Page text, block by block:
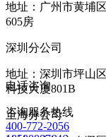
地址：广州市黄埔
605房
深圳分公司
地址：深圳市坪山
科技大厦801B
上海分公司
电话咨询
咨询服务热线
400-772-2056